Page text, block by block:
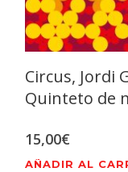
Circus, Jordi
Quinteto de
15,00€
AÑADIR AL